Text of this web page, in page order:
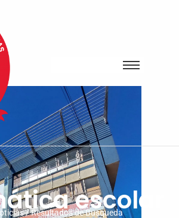
escolar
/ Resultados de Busqueda